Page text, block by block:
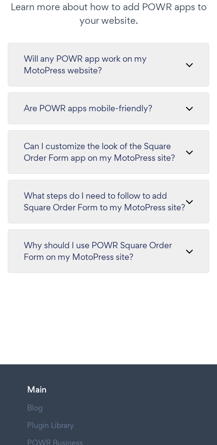
Learn more about how to add POWR apps to
your website.
Will any POWR app work on my
MotoPress website?
Are POWR apps mobile-friendly?
Can I customize the look of the Square
Order Form app on my MotoPress site?
What steps do I need to follow to add
Square Order Form to my MotoPress site?
Why should I use POWR Square Order
Form on my MotoPress site?
Main
Blog
Plugin Library
POWR Business